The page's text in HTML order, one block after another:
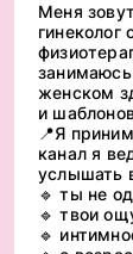
Меня
женском
и
📍Я
канал я
услышать
🔹 ты не
🔹 твои
🔹